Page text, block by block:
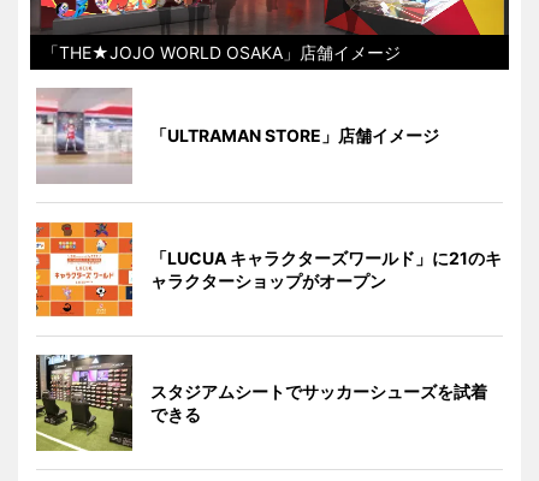
「THE★JOJO WORLD OSAKA」店舗イメージ
「ULTRAMAN STORE」店舗イメージ
「LUCUA キャラクターズワールド」に21のキ
ャラクターショップがオープン
スタジアムシートでサッカーシューズを試着
できる